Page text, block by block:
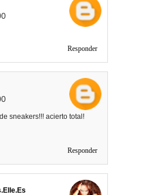
Responder
sneakers!!! acierto total!
Responder